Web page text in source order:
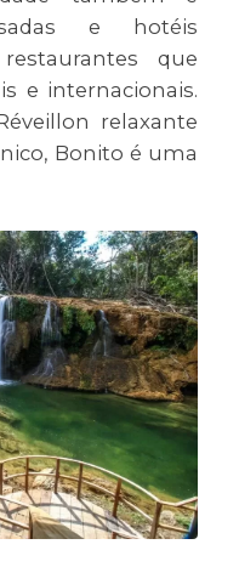
e hotéis
que
e internacionais.
relaxante
Bonito é uma